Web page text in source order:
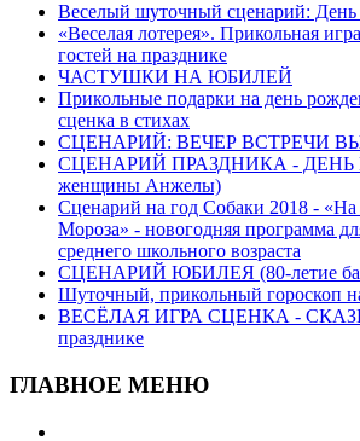
Веселый шуточный сценарий:
«Веселая лотерея». Прикольная
гостей на празднике
ЧАСТУШКИ НА ЮБИЛЕЙ
Прикольные подарки на день
сценка в стихах
СЦЕНАРИЙ: ВЕЧЕР ВСТРЕЧИ
СЦЕНАРИЙ ПРАЗДНИКА - ДЕНЬ
женщины Анжелы)
Сценарий на год Собаки 2018 -
Мороза» - новогодняя программа
среднего школьного возраста
СЦЕНАРИЙ ЮБИЛЕЯ (80-летие
Шуточный, прикольный гороскоп
ВЕСЁЛАЯ ИГРА СЦЕНКА -
празднике
ГЛАВНОЕ МЕНЮ